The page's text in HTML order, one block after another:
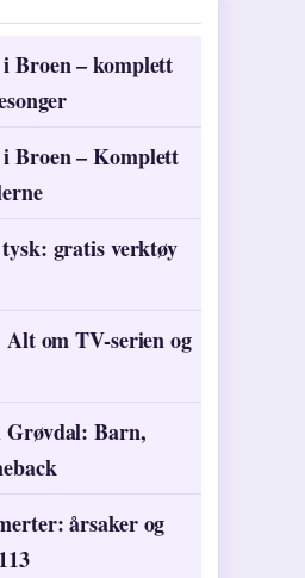
Broen – komplett
Broen – Komplett
gratis verktøy
om TV-serien og
Barn,
årsaker og